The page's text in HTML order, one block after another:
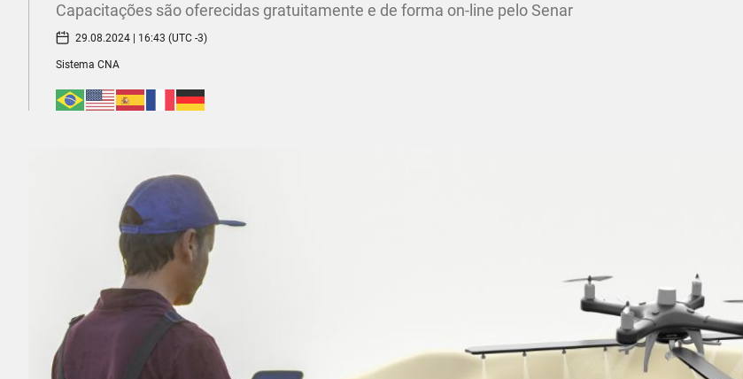
Capacitações são oferecidas gratuitamente e de forma on-line pelo Senar
29.08.2024 | 16:43 (UTC -3)
Sistema CNA